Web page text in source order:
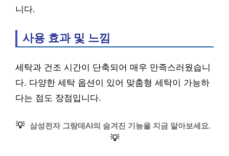
니다.
사용 효과 및 느낌
세탁과 건조 시간이 단축되어 매우 만족스러웠습니
다. 다양한 세탁 옵션이 있어 맞춤형 세탁이 가능하
다는 점도 장점입니다.
💡 삼성전자 그랑데AI의 숨겨진 기능을 지금 알아보세요.
💡